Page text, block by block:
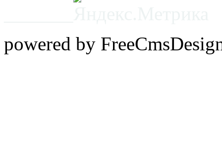
powered by